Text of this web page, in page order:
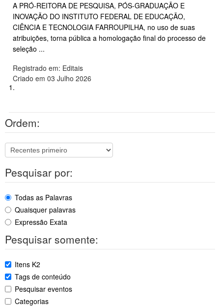
A PRÓ-REITORA DE PESQUISA, PÓS-GRADUAÇÃO E
INOVAÇÃO DO INSTITUTO FEDERAL DE EDUCAÇÃO,
CIÊNCIA E TECNOLOGIA FARROUPILHA, no uso de suas
atribuições, torna pública a homologação final do processo de
seleção ...
Registrado em: Editais
Criado em 03 Julho 2026
1.
Ordem:
Pesquisar por:
Todas as Palavras
Quaisquer palavras
Expressão Exata
Pesquisar somente:
Itens K2
Tags de conteúdo
Pesquisar eventos
Categorias